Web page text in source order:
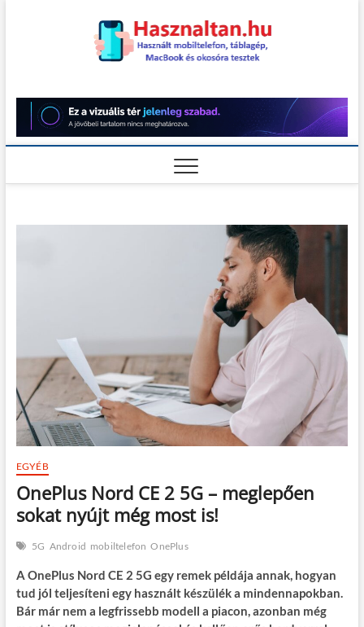
Használt
teszt
TÁBLAGÉP, MACBOOK ÉS
OKOSÓRA TESZTEK
EGYÉB
OnePlus Nord CE 2 5G – meglepően
sokat nyújt még most is!
5G Android mobiltelefon OnePlus
A OnePlus Nord CE 2 5G egy remek példája annak, hogyan
tud jól teljesíteni egy használt készülék a mindennapokban.
Bár már nem a legfrissebb modell a piacon, azonban még